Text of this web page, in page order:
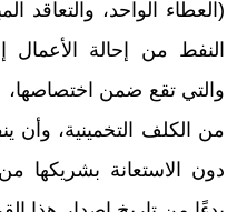
(العطاء الواحد، والتعاقد
النفط من إحالة الأعمال
والتي تقع ضمن اختصاصها،
من الكلف التخمينية، وأن
دون الاستعانة بشريكها